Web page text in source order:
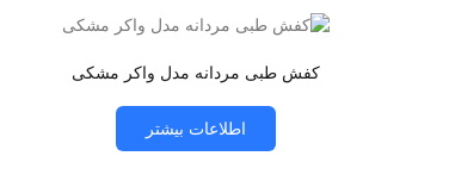
کفش طبی مردانه مدل واکر مشکی
اطلاعات بیشتر